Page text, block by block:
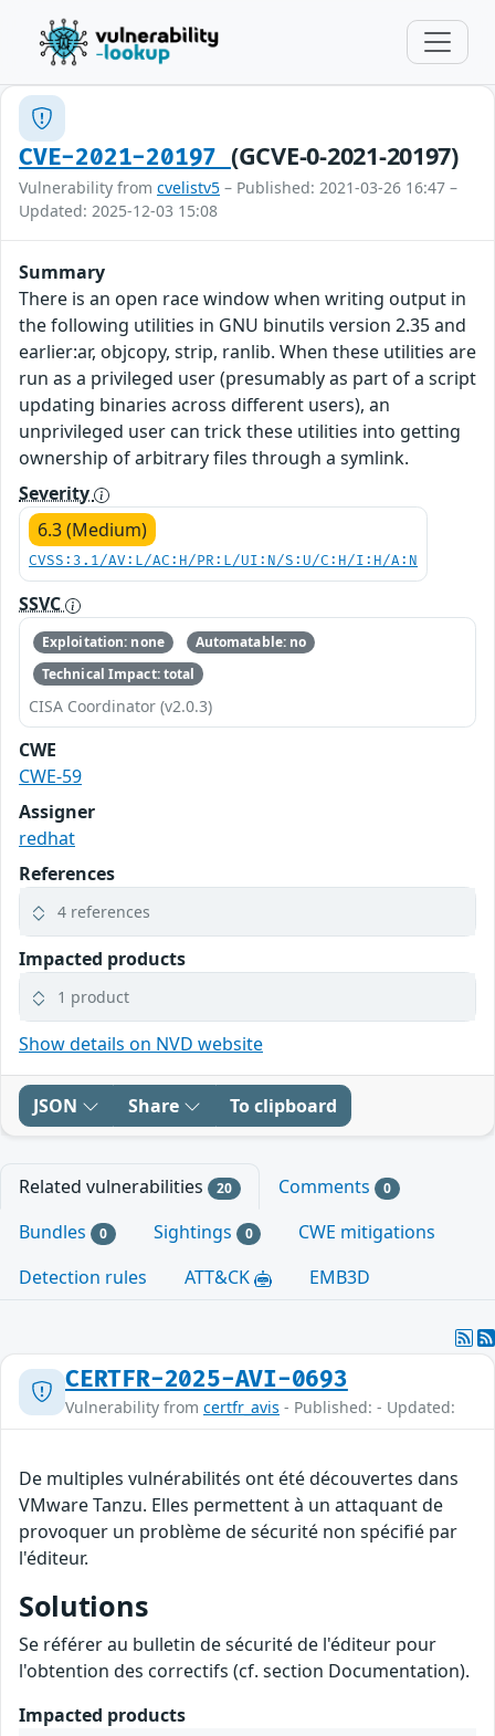
CVE-2021-20197 (GCVE-0-2021-20197)
Vulnerability from cvelistv5 – Published: 2021-03-26 16:47 –
Updated: 2025-12-03 15:08
Summary
There is an open race window when writing output in
the following utilities in GNU binutils version 2.35 and
earlier:ar, objcopy, strip, ranlib. When these utilities are
run as a privileged user (presumably as part of a script
updating binaries across different users), an
unprivileged user can trick these utilities into getting
ownership of arbitrary files through a symlink.
Severity
6.3 (Medium)
CVSS:3.1/AV:L/AC:H/PR:L/UI:N/S:U/C:H/I:H/A:N
SSVC
Exploitation: none
Automatable: no
Technical Impact: total
CISA Coordinator (v2.0.3)
CWE
CWE-59
Assigner
redhat
References
4 references
Impacted products
1 product
Show details on NVD website
JSON Share To clipboard
Related vulnerabilities 20 Comments 0
Bundles 0 Sightings 0
CWE mitigations
Detection rules
ATT&CK EMB3D
CERTFR-2025-AVI-0693
Vulnerability from certfr_avis - Published: - Updated:
De multiples vulnérabilités ont été découvertes dans
VMware Tanzu. Elles permettent à un attaquant de
provoquer un problème de sécurité non spécifié par
l'éditeur.
Solutions
Se référer au bulletin de sécurité de l'éditeur pour
l'obtention des correctifs (cf. section Documentation).
Impacted products